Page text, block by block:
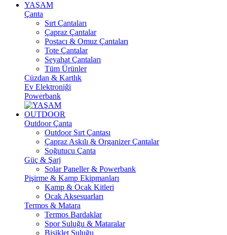
YAŞAM
Çanta
Sırt Çantaları
Çapraz Çantalar
Postacı & Omuz Çantaları
Tote Çantalar
Seyahat Çantaları
Tüm Ürünler
Cüzdan & Kartlık
Ev Elektroniği
Powerbank
OUTDOOR
Outdoor Çanta
Outdoor Sırt Çantası
Çapraz Askılı & Organizer Çantalar
Soğutucu Çanta
Güç & Şarj
Solar Paneller & Powerbank
Pişirme & Kamp Ekipmanları
Kamp & Ocak Kitleri
Ocak Aksesuarları
Termos & Matara
Termos Bardaklar
Spor Suluğu & Mataralar
Bisiklet Suluğu